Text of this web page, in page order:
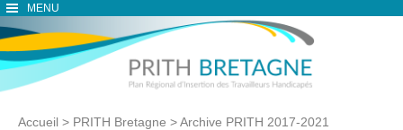
MENU
Accueil > PRITH Bretagne >Archive PRITH 2017-2021